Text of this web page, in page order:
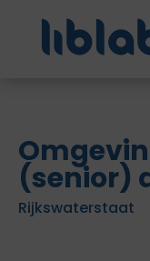
(senior)
Rijkswaterstaat